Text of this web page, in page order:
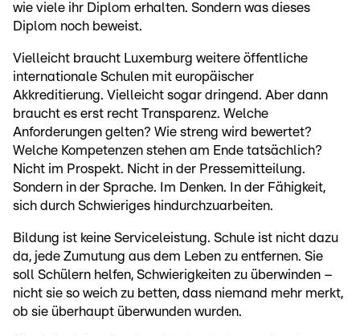
wie viele ihr Diplom erhalten. Sondern was dieses
Diplom noch beweist.
Vielleicht braucht Luxemburg weitere öffentliche
internationale Schulen mit europäischer
Akkreditierung. Vielleicht sogar dringend. Aber dann
braucht es erst recht Transparenz. Welche
Anforderungen gelten? Wie streng wird bewertet?
Welche Kompetenzen stehen am Ende tatsächlich?
Nicht im Prospekt. Nicht in der Pressemitteilung.
Sondern in der Sprache. Im Denken. In der Fähigkeit,
sich durch Schwieriges hindurchzuarbeiten.
Bildung ist keine Serviceleistung. Schule ist nicht dazu
da, jede Zumutung aus dem Leben zu entfernen. Sie
soll Schülern helfen, Schwierigkeiten zu überwinden –
nicht sie so weich zu betten, dass niemand mehr merkt,
ob sie überhaupt überwunden wurden.